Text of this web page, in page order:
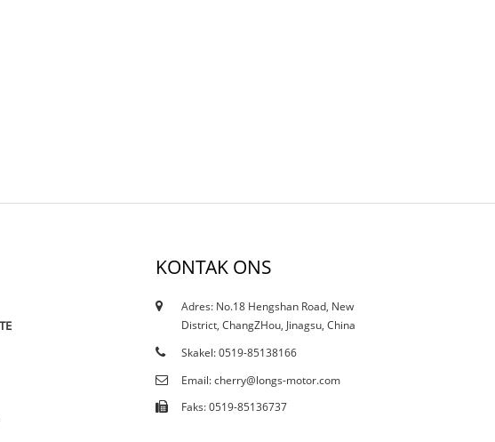
KONTAK ONS
Adres: No.18 Hengshan Road, New
District, ChangZHou, Jinagsu, China
Skakel: 0519-85138166
Email: cherry@longs-motor.com
Faks: 0519-85136737
18/10/19
Sertifikate